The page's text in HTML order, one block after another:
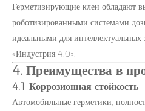
Герметизирующие клеи обладают
роботизированными системами
идеальными для
«Индустрия 4.0».
4. Преимущества в
4.1 Коррозионная стойкость
Автомобильные герметики,